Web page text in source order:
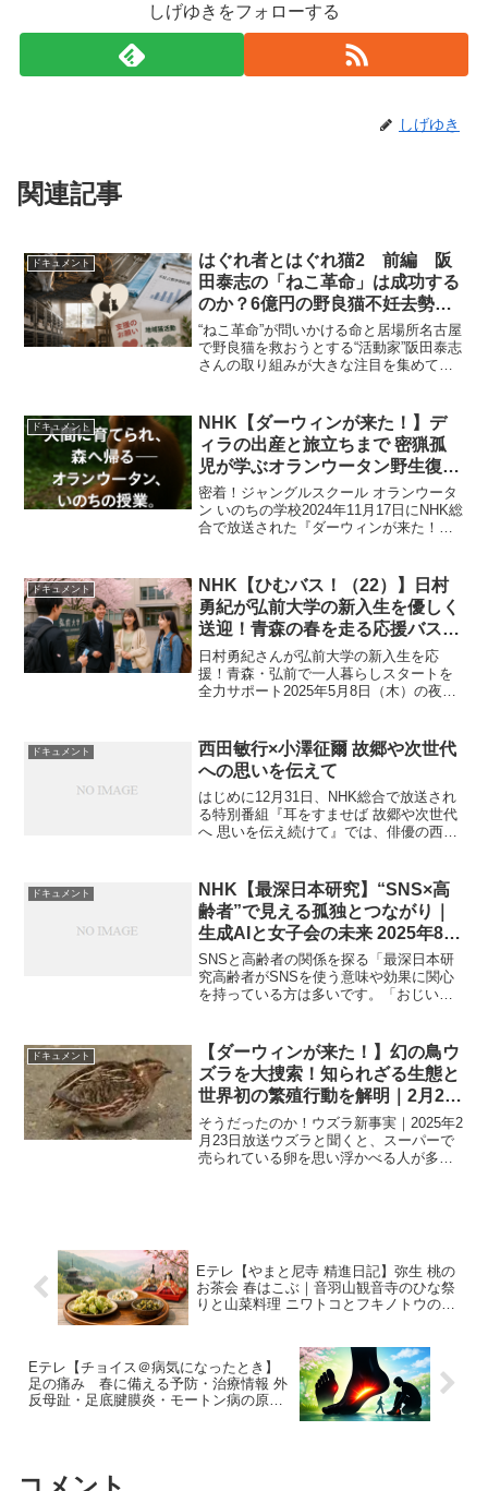
しげゆきをフォローする
しげゆき
関連記事
ドキュメント
はぐれ者とはぐれ猫2 前編 阪
田泰志の「ねこ革命」は成功する
のか？6億円の野良猫不妊去勢計
画と保護猫シェルターの現実
“ねこ革命”が問いかける命と居場所名古屋
で野良猫を救おうとする“活動家”阪田泰志
さんの取り組みが大きな注目を集めてい
行方〜（2026年5月10日放送）』でも取
り上げら...
ドキュメント
NHK【ダーウィンが来た！】デ
ィラの出産と旅立ちまで 密猟孤
児が学ぶオランウータン野生復帰
物語｜2024年11月17日
密着！ジャングルスクール オランウータ
ン いのちの学校2024年11月17日にNHK総
合で放送された『ダーウィンが来た！』
ンドネシア・カリマンタン島の熱帯雨林
にある...
ドキュメント
NHK【ひむバス！（22）】日村
勇紀が弘前大学の新入生を優しく
送迎！青森の春を走る応援バス｜
2025年5月8日放送
日村勇紀さんが弘前大学の新入生を応
援！青森・弘前で一人暮らしスタートを
全力サポート2025年5月8日（木）の夜8
紀さんがバス運転手として再び登場。今
回は春の青森県...
ドキュメント
西田敏行×小澤征爾 故郷や次世代
への思いを伝えて
はじめに12月31日、NHK総合で放送され
る特別番組『耳をすませば 故郷や次世代
へ 思いを伝え続けて』では、俳優の西田
ます。今年10月に亡くなられた西田敏行
さんと、2月...
ドキュメント
NHK【最深日本研究】“SNS×高
齢者”で見える孤独とつながり｜
生成AIと女子会の未来 2025年8月
17日放送
SNSと高齢者の関係を探る「最深日本研
究高齢者がSNSを使う意味や効果に関心
を持っている方は多いです。「おじいち
るの？」「危険性はないの？」といった
疑問を持つ人もい...
ドキュメント
【ダーウィンが来た！】幻の鳥ウ
ズラを大捜索！知られざる生態と
世界初の繁殖行動を解明｜2月23
日(日)放送回
そうだったのか！ウズラ新事実｜2025年2
月23日放送ウズラと聞くと、スーパーで
売られている卵を思い浮かべる人が多い
Eテレ【やまと尼寺 精進日記】弥生 桃の
お茶会 春はこぶ｜音羽山観音寺のひな祭
りと山菜料理 ニワトコとフキノトウの精
Eテレ【チョイス＠病気になったとき】
足の痛み 春に備える予防・治療情報 外
反母趾・足底腱膜炎・モートン病の原因